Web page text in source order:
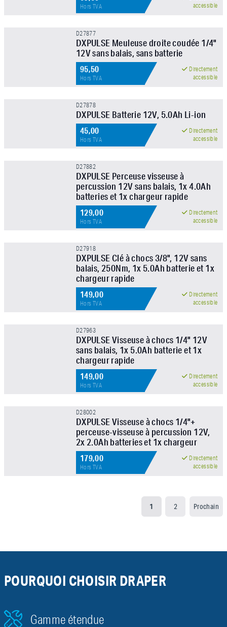
Hors TVA
accessible
D27877
DXPULSE Meuleuse droite coudée 1/4"
12V sans balais, sans batterie
95,50
Hors TVA
Directement
accessible
D27878
DXPULSE Batterie 12V, 5.0Ah Li-ion
45,00
Hors TVA
Directement
accessible
D27882
DXPULSE Perceuse visseuse à
percussion 12V sans balais, 1x 4.0Ah
batteries et 1x chargeur rapide
129,00
Hors TVA
Directement
accessible
D27918
DXPULSE Clé à chocs 3/8", 12V sans
balais, 250Nm, 1x 5.0Ah batterie et 1x
chargeur rapide
149,00
Hors TVA
Directement
accessible
D27963
DXPULSE Visseuse à chocs 1/4" 12V
sans balais, 1x 5.0Ah batterie et 1x
chargeur rapide
149,00
Hors TVA
Directement
accessible
D28002
DXPULSE Visseuse à chocs 1/4"+
perceuse-visseuse à percussion 12V,
2x 2.0Ah batteries et 1x chargeur
179,00
Hors TVA
Directement
accessible
1 2 Prochain
POURQUOI CHOISIR DRAPER
Gamme étendue